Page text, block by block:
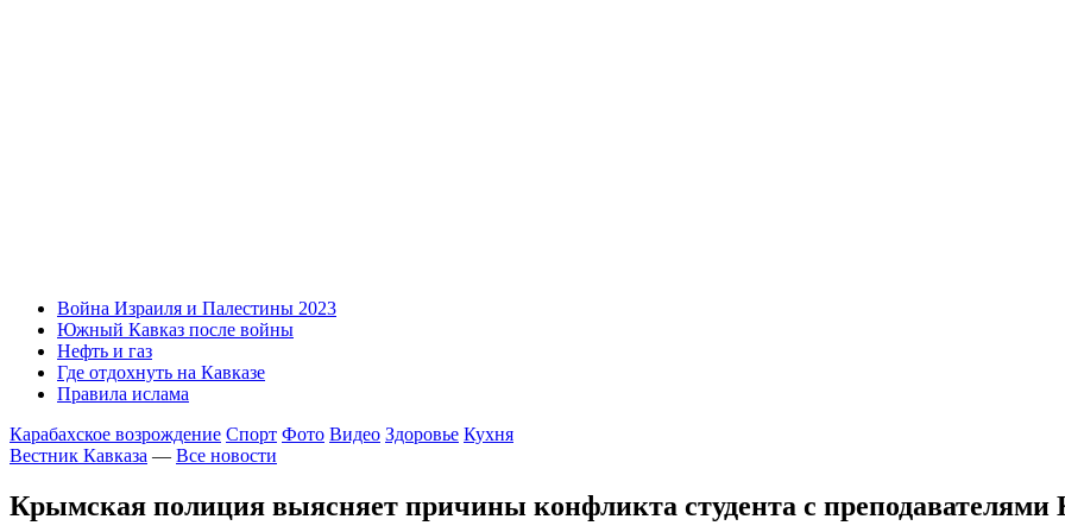
Война Израиля и Палестины 2023
Южный Кавказ после войны
Нефть и газ
Где отдохнуть на Кавказе
Правила ислама
Карабахское возрождение Спорт Фото Видео Здоровье Кухня
Вестник Кавказа — Все новости
Крымская полиция выясняет причины конфликта студента с